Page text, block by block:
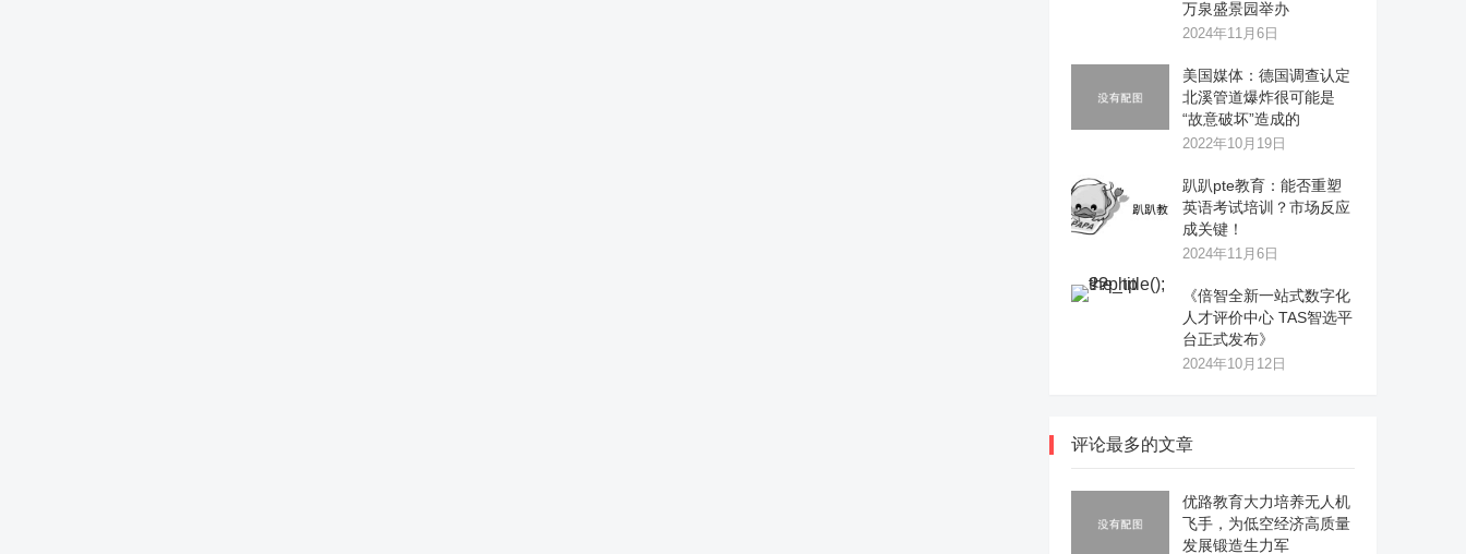
万泉盛景园举办
2024年11月6日
美国媒体：德国调查认定
北溪管道爆炸很可能是
“故意破坏”造成的
2022年10月19日
趴趴pte教育：能否重塑
英语考试培训？市场反应
成关键！
2024年11月6日
《倍智全新一站式数字化
人才评价中心 TAS智选平
台正式发布》
2024年10月12日
评论最多的文章
优路教育大力培养无人机
飞手，为低空经济高质量
发展锻造生力军